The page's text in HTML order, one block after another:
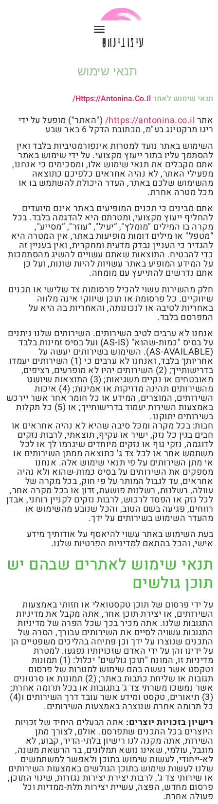
תנאי שימוש
תנאי שימוש לאתר Https://antonina.co.il/
אתר https://antonina.co.il/ ("האתר") מופעל על ידי
ריגו מרקטינג בע"מ, מכתובת הדקל 6 באר שבע
השימוש באתר נועד למטרות אינפורמטיביות בלבד ואין
להסתמך עליו בתור ייעוץ מקצועי. על ידי שימוש באתר
אתם מקבלים את תנאי שימוש אלו, ומסכימים כי אנחנו,
מפעילי האתר, לא נהיה אחראים כלפיכם כתוצאה
מהשימוש שלכם באתר, העדר היכולת להשתמש בו או
מכל מטרה אחרת.
אתם מבינים כי תכנים המופיעים באתר אינם מיועדים
להחליף ייעוץ מקצועי, ומטרתם היא להדגמה בלבד. בכל
מקרה בו המילים "מומלץ", “יעיל", “עוזר", “מסייע",
“מטפל" או מילים דומות מופיעות באתר, אין המטרה היא
להגדיר כי העניין נבדק מדעית ומחקרית, ואין בעניין זה
כדי להבטיח. התוצאות שאתם עשויים להשיג מהסתמכות
על המידע המופיע באתר עשויות להיות שונות, ועל כן
אתם נדרשים להתייעץ עם מומחה.
חלק מהשירות עשוי להכיל פרסומות צד שלישי או תכנים
שיווקיים. כל פרסומת או תוכן שיווקי אינה מלווה
באחריות לטיבה או לנכונותה, והאחריות בה היא על
המפרסם בלבד.
אנחנו לא ערבים לטיב השירותים. השירותים שלנו ניתנים
על בסיס "כמות-שהוא" (AS-IS) ועל בסיס זמינות בלבד
(AS-AVAILABLE). השימוש בשירותים יעשה על
אחריותך בלבד, ואנחנו לא ערבים כי (1) השירותים יעמדו
בדרישותייך; (2) השירותים יהיו לא מופרעים, רציפים,
מאובטחים או נקיים משגיאות; (3) התוצאות שיושגו
מהשירותים תהינה מדויקות או אמינות; (4) איכות
השירותים, המוצרים, המידע או כל חומר אחר אשר יירכש
באמצעות השירות יעמוד בדרישותייך; או (5) כל תקלות
בשירותים יתוקנו.
חבות: בכל מקרה ומכל סיבה שהיא לא נהיה אחראים או
חבים בגין כל נזק, ישיר או עקיף, תוצאתי, לרבות נזקים
לדוגמה, נזקי גוף או נזקים מיוחדים שיגרמו לך או לכל
משתמש אחר או לכל צד ג' כתוצאה ממתן השירותים או
אי מתן השירותים על פי תנאי שימוש אלה. אנחנו
מספקים את השירותים על בסיס כמות-שהוא ולא נהיה
אחראים, עד לגבול המותר על פי חוק, בכל מקרה של
עוולה, רשלנות, רשלנות פושעת, זדון או בכל מקרה אחר,
לכל נזק או הפסד לרכוש, לרבות נזקים לקניין רוחני, אבדן
רווחים, פגיעה בשם הטוב, והכל שנובע מהשימוש או
מהעדר השימוש בשירותים על ידך.
בעת השימוש באתר עשוי להיאסף על אודותיך מידע
אישי, והכל בהתאם למדיניות הפרטיות שלנו.
תנאי שימוש לאתרים שבהם יש
תוכן גולשים
על ידי פרסום של תוכן טקסטואלי או חזותי באמצעות
השירותים, או יצירת תוכן אחר, אתה מקבל את מדיניות
התגובות שלנו. אתה מכיר בכך שכל הפרה של מדיניות
התגובות עשויה לסיים את השירותים עבורך, הסרה של
התכנים שנוצרו על ידך וכן פתיחה בהליכים משפטיים הן
על ידינו והן על ידי האדם שזכויותיו נפגעו. למטרת
מדיניות זו, המונח "תוכן גולשים" יכלול: (1) תמונות
וטקסט אשר נעשה בהם שימוש למטרות של פרסום
תגובות או שליחת כתבות באתר; (2) תמונות או סרטונים
אשר נמשכו משרתי צד ג' בתגובות או בכל תרומה אחרת;
(3) תיאורים, טקסט ומידע אשר עובד דרך השירותים ו(4)
כל תרומה אחרת שנוצרה באמצעות השירותים.
רישיון בזכויות יוצרים: אתה הבעלים היחיד של זכויות
היוצרים בכל התכנים שתפרסם. אולם, לצורך מתן
השירות, אתה מקנה לנו רישיון בלתי-הדיר, קבוע, לא
מוגבל, עולמי, שאינו נושא תמלוגים, בר הרשאת משנה,
לא-ייחודי, לעשות שימוש בתוכן ולאפשר למשתמשים
שלנו לעשות שימוש בתוכן הגולשים באמצעות השירותים
או שירותי צד ג', לרבות יצירת יצירות נגזרות, שינוי התוכן,
פרסום מחדש, הפצה, עשיית יצירות תלת-ממדיות וכל
פעולה אחרת.